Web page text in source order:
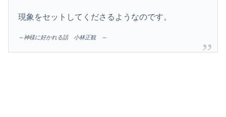
現象をセットしてくださるようなのです。
～神様に好かれる話 小林正観 ～